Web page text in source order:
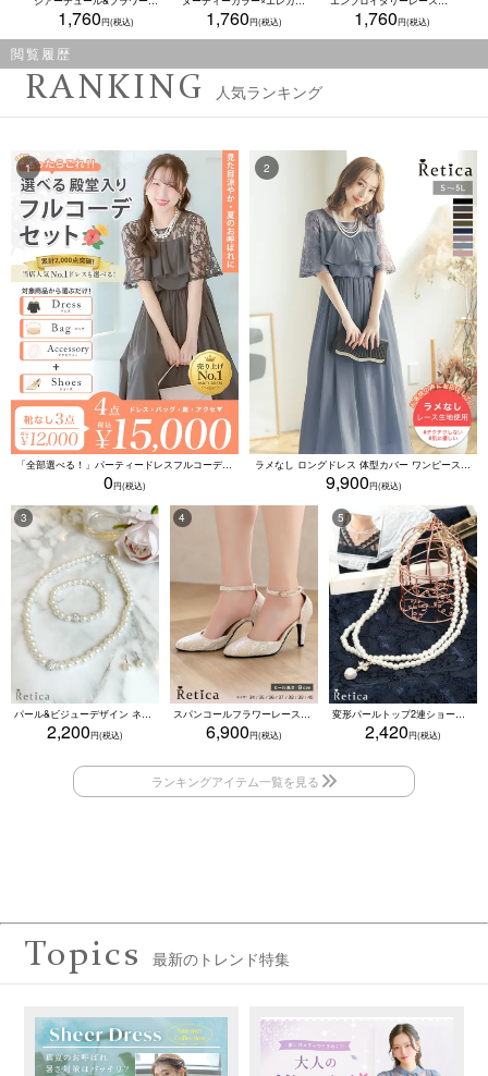
1,760 1,760 1,760
閲覧履歴
RANKING 人気ランキング
「全部選べる！」パーティードレスフルコーデセット (ドレス1点＋バッグ1点＋アクセ1点+靴1足/4点15000円(税込)/靴なしで12000円(税込))
0
ラメなし ロングドレス 体型カバー ワンピース 敏感肌対応 結婚式 二次会 お呼ばれ 大人 上品 (Sサイズ～5Lサイズ)
9,900
パール&ビジューデザイン ネックレス×ピアス×ブレスレット アクセサリー3set
2,200
スパンコールフラワーレースアンクルストラップハイヒールセパレートパンプス (ベージュ)
6,900
変形パールトップ2連ショートパールネックレス(ホワイト)
2,420
Topics 最新のトレンド特集